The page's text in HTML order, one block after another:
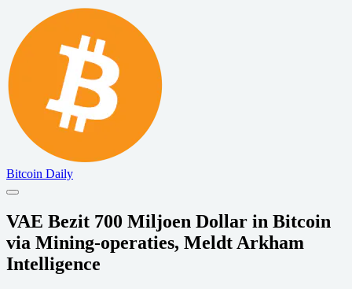
Bitcoin Daily
VAE Bezit 700 Miljoen Dollar in Bitcoin
via Mining-operaties, Meldt Arkham
Intelligence